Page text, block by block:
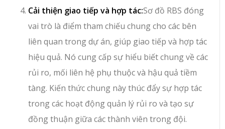
Cải thiện giao tiếp và hợp tác:Sơ đồ RBS đóng
vai trò là điểm tham chiếu chung cho các bên
liên quan trong dự án, giúp giao tiếp và hợp tác
hiệu quả. Nó cung cấp sự hiểu biết chung về các
rủi ro, mối liên hệ phụ thuộc và hậu quả tiềm
tàng. Kiến thức chung này thúc đẩy sự hợp tác
trong các hoạt động quản lý rủi ro và tạo sự
đồng thuận giữa các thành viên trong đội.